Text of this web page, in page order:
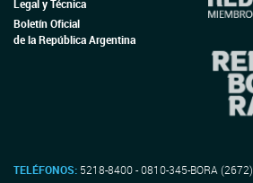
Legal y Técnica
Boletín Oficial
de la República Argentina
TELÉFONOS: 5218-8400 - 0810-345-BORA (2672)